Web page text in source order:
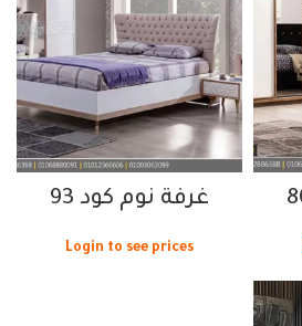
غرفة نوم كود 93
Login to see prices